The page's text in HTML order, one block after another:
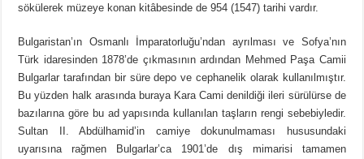
sökülerek müzeye konan kitâbesinde de 954 (1547) tarihi vardır.
Bulgaristan’ın Osmanlı İmparatorluğu’ndan ayrılması ve Sofya’nın
Türk idaresinden 1878’de çıkmasının ardından Mehmed Paşa Camii
Bulgarlar tarafından bir süre depo ve cephanelik olarak kullanılmıştır.
Bu yüzden halk arasında buraya Kara Cami denildiği ileri sürülürse de
bazılarına göre bu ad yapısında kullanılan taşların rengi sebebiyledir.
Sultan II. Abdülhamid’in camiye dokunulmaması hususundaki
uyarısına rağmen Bulgarlar’ca 1901’de dış mimarisi tamamen